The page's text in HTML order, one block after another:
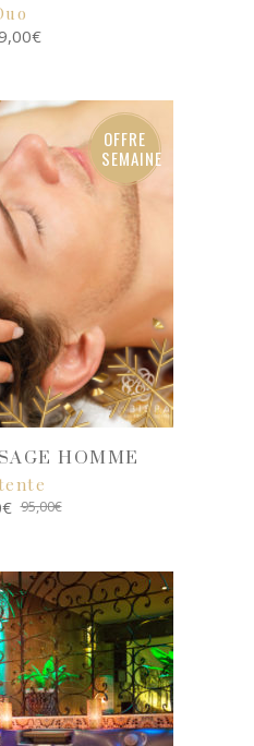
€
OFFRE
SEMAINE
HOMME
€ 95,00€